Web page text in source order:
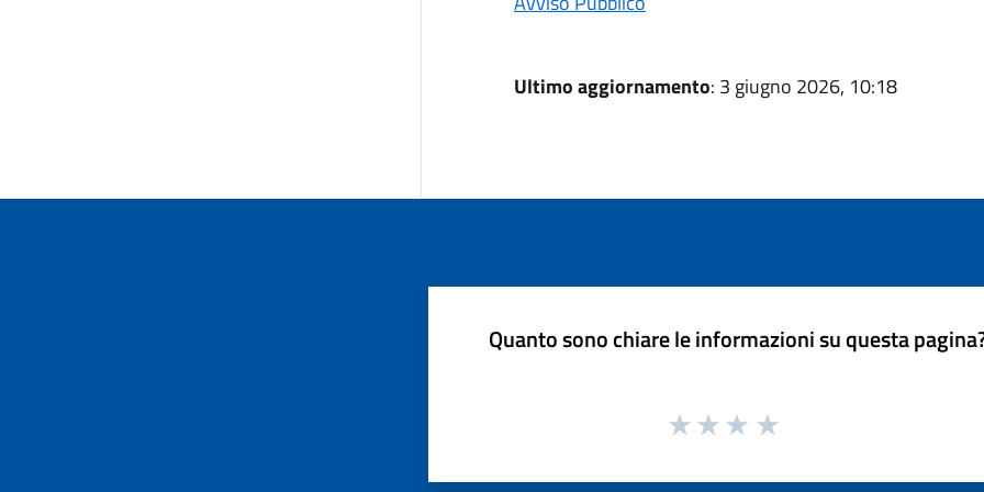
Ultimo aggiornamento: 3 giugno 2026, 10:18
Quanto sono chiare le informazioni su questa